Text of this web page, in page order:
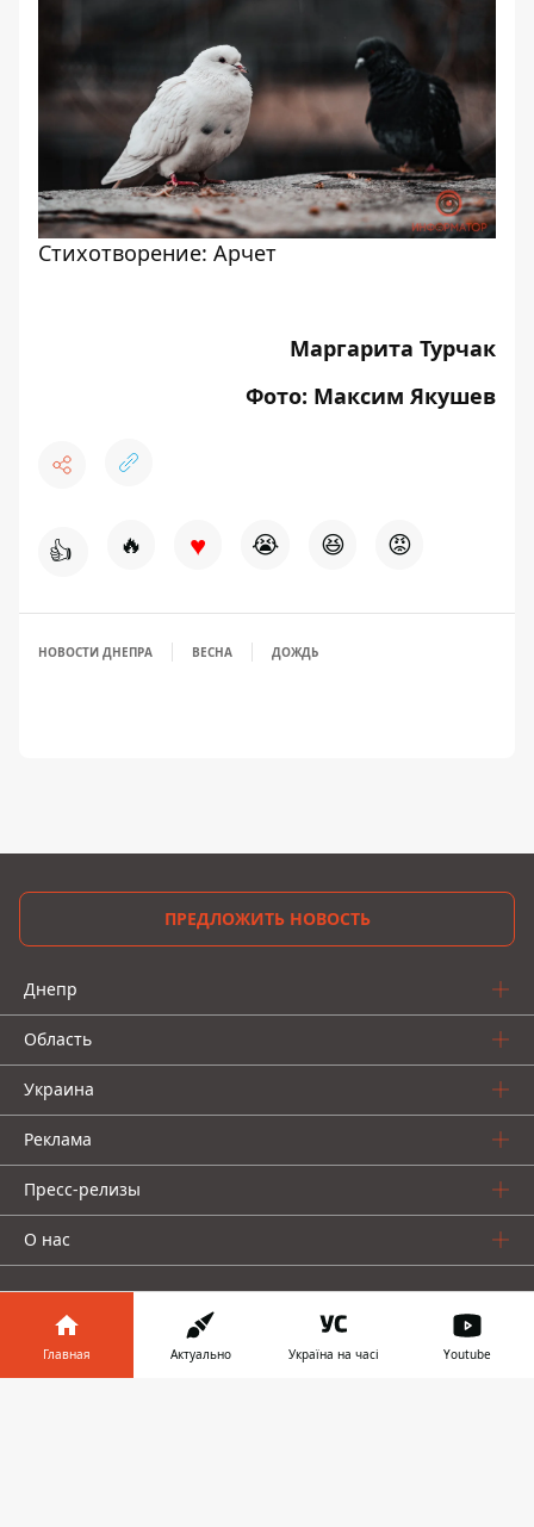
Стихотворение: Арчет
Маргарита Турчак
Фото: Максим Якушев
👍 🔥 ♥ 😭 😆 😡
НОВОСТИ ДНЕПРА ВЕСНА ДОЖДЬ
ПРЕДЛОЖИТЬ НОВОСТЬ
Днепр
Область
Украина
Реклама
Пресс-релизы
О нас
Главная Актуально Україна на часі Youtube